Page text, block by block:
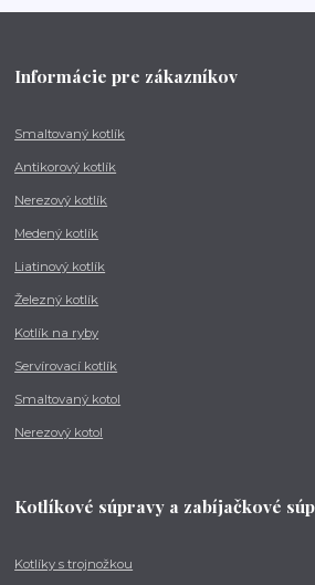
Informácie pre zákazníkov
Smaltovaný kotlík
Antikorový kotlík
Nerezový kotlík
Medený kotlík
Liatinový kotlík
Železný kotlík
Kotlík na ryby
Servírovací kotlík
Smaltovaný kotol
Nerezový kotol
Kotlíkové súpravy a zabíjačkové
Kotlíky s trojnožkou